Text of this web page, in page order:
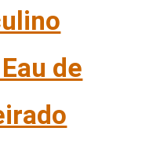
de